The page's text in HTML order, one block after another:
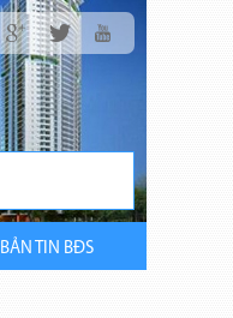
BẢN TIN BĐS